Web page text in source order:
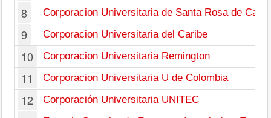
8 Corporacion Universitaria de Santa Rosa de Cabal
9 Corporacion Universitaria del Caribe
10 Corporacion Universitaria Remington
11 Corporacion Universitaria U de Colombia
12 Corporación Universitaria UNITEC